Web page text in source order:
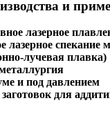
и
лазерное
лазерное спекание
лучевая плавка)
и под давлением
для